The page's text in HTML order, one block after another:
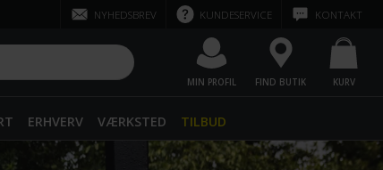
NYHEDSBREV KUNDESERVICE KONTAKT
MIN PROFIL FIND BUTIK KURV
ERHVERV VÆRKSTED TILBUD